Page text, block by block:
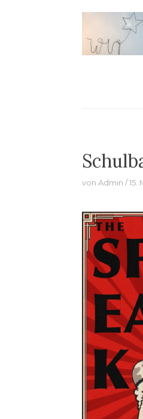
springen
von Admin 15.